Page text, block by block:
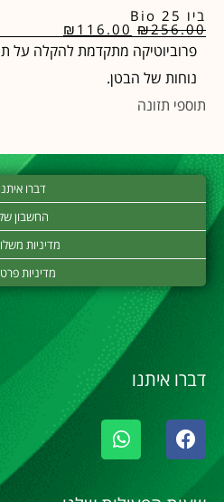
ביו 25 Bio
₪256.00
₪ 116.00
פרוביוטיקה מתקדמת להקלה על
נוחות של הבטן.
תוספי תזונה
דברו איתנו
החשבון
מדיניות
מדיניות
דברו איתנו